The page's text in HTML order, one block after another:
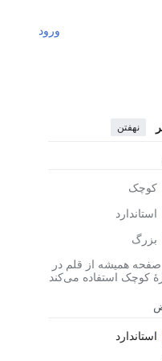
ورود
نهفتن
کوچک
استاندارد
بزرگ
صفحه همیشه از قلم در
کوچک استفاده می‌کند
استاندارد